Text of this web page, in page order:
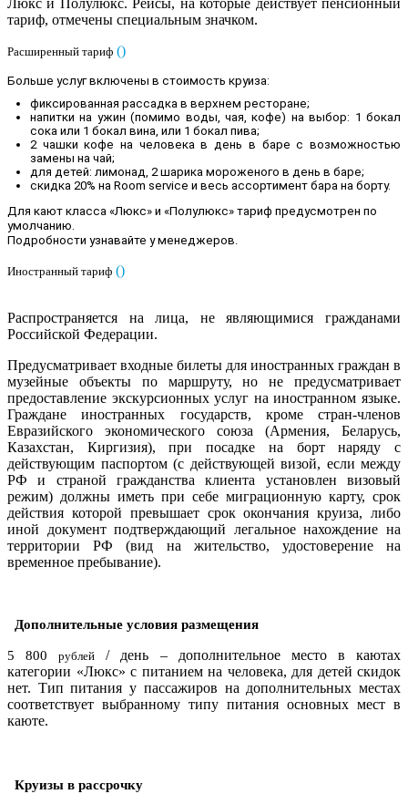
тариф, отмечены специальным значком.
Расширенный тариф ()
Больше услуг включены в стоимость круиза:
фиксированная рассадка в верхнем ресторане;
напитки на ужин (помимо воды, чая, кофе) на выбор: 1 бокал
сока или 1 бокал вина, или 1 бокал пива;
2 чашки кофе на человека в день в баре с возможностью
замены на чай;
для детей: лимонад, 2 шарика мороженого в день в баре;
скидка 20% на Room service и весь ассортимент бара на борту.
Для кают класса «Люкс» и «Полулюкс» тариф предусмотрен по
умолчанию.
Подробности узнавайте у менеджеров
Иностранный тариф ()
Распространяется на лица, не являющимися гражданами
Российской Федерации.
Предусматривает входные билеты для иностранных граждан в
музейные объекты по маршруту, но не предусматривает
предоставление экскурсионных услуг на иностранном языке.
Граждане иностранных государств, кроме стран-членов
Евразийского экономического союза (Армения, Беларусь,
Казахстан, Киргизия), при посадке на борт наряду с
действующим паспортом (с действующей визой, если между
РФ и страной гражданства клиента установлен визовый
режим) должны иметь при себе миграционную карту, срок
действия которой превышает срок окончания круиза, либо
иной документ подтверждающий легальное нахождение на
территории РФ (вид на жительство, удостоверение на
временное пребывание).
Дополнительные условия размещения
5 800рублей / день – дополнительное место в каютах
категории «Люкс» с питанием на человека, для детей скидок
нет. Тип питания у пассажиров на дополнительных местах
соответствует выбранному типу питания основных мест в
каюте.
Круизы в рассрочку